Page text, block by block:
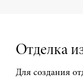
Отделка
Для создания